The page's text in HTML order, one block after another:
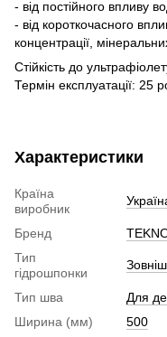
- від постійного впливу
- від короткочасного
концентрації,
Стійкість до
Термін експлуатації: 25
Характеристики
Країна
виробник
Бренд
Тип
гідрошпонки
Тип шва
Для
Ширина (мм)
500